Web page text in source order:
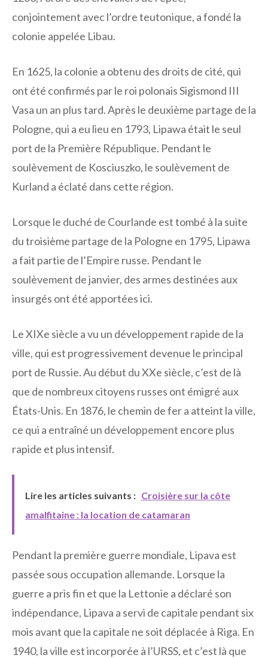
conjointement avec l’ordre teutonique, a fondé la
colonie appelée Libau.
En 1625, la colonie a obtenu des droits de cité, qui
ont été confirmés par le roi polonais Sigismond III
Vasa un an plus tard. Après le deuxième partage de la
Pologne, qui a eu lieu en 1793, Lipawa était le seul
port de la Première République. Pendant le
soulèvement de Kosciuszko, le soulèvement de
Kurland a éclaté dans cette région.
Lorsque le duché de Courlande est tombé à la suite
du troisième partage de la Pologne en 1795, Lipawa
a fait partie de l’Empire russe. Pendant le
soulèvement de janvier, des armes destinées aux
insurgés ont été apportées ici.
Le XIXe siècle a vu un développement rapide de la
ville, qui est progressivement devenue le principal
port de Russie. Au début du XXe siècle, c’est de là
que de nombreux citoyens russes ont émigré aux
États-Unis. En 1876, le chemin de fer a atteint la ville,
ce qui a entraîné un développement encore plus
rapide et plus intensif.
Lire les articles suivants : Croisière sur la côte
amalfitaine : la location de catamaran
Pendant la première guerre mondiale, Lipava est
passée sous occupation allemande. Lorsque la
guerre a pris fin et que la Lettonie a déclaré son
indépendance, Lipava a servi de capitale pendant six
mois avant que la capitale ne soit déplacée à Riga. En
1940, la ville est incorporée à l’URSS, et c’est là que